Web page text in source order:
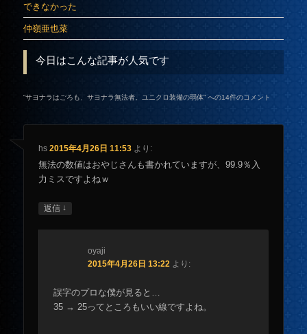
できなかった
仲嶺亜也菜
今日はこんな記事が人気です
“サヨナラはごろも、サヨナラ無法者。ユニクロ装備の弱体” への14件のコメント
hs 2015年4月26日 11:53 より:
無法の数値はおやじさんも書かれていますが、99.9％入
力ミスですよねｗ
返信 ↓
oyaji
2015年4月26日 13:22 より:
誤字のプロな僕が見ると…
35 → 25ってところもいい線ですよね。